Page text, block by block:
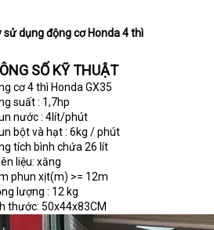
sử dụng động cơ Honda 4 thì
SỐ KỸ THUẬT
cơ 4 thì Honda GX35
suất : 1,7hp
nước : 4lít/phút
bột và hạt : 6kg / phút
tích bình chứa 26 lít
liệu: xăng
phun xịt(m) >= 12m
lượng : 12 kg
thước: 50x44x83CM